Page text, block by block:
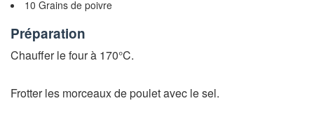
10 Grains de poivre
Préparation
Chauffer le four à 170°C.
Frotter les morceaux de poulet avec le sel.